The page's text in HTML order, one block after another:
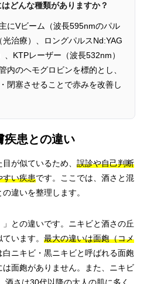
どんな種類がありますか？
にVビーム（波長595nmのパル
治療）、ロングパルスNd:YAG
KTPレーザー（波長532nm）
内のヘモグロビンを標的とし、
閉塞させることで赤みを改善し
疾患との違い
が似ているため、 誤診や自己判断
すい疾患です。ここでは、酒さと混
違いを整理します。
との違いです。ニキビと酒さの丘
います。 最大の違いは面皰（コメ
白ニキビ・黒ニキビと呼ばれる面皰
面皰がありません。また、ニキビ